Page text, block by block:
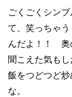
ごくごくシン
て、笑っちゃ
んだよ！！ 奥
聞こえた気も
飯をつどつど
な。